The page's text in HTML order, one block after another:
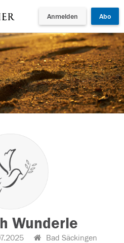
Anmelden Abo
Wunderle
Bad Säckingen